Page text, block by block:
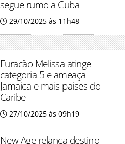
segue rumo a Cuba
29/10/2025 às 11h48
Furacão Melissa atinge
categoria 5 e ameaça
Jamaica e mais países do
Caribe
27/10/2025 às 09h19
New Age relança destino